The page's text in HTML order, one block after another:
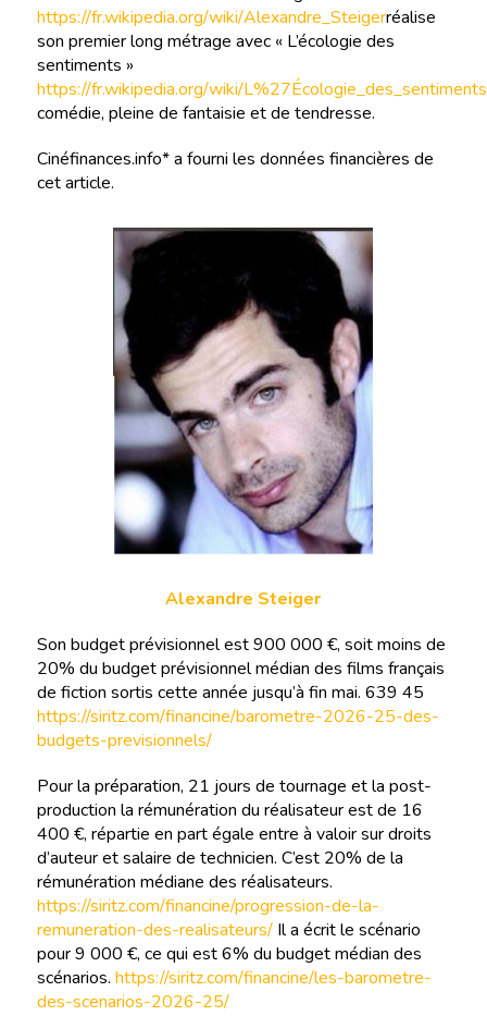
https://fr.wikipedia.org/wiki/Alexandre_Steigerréalise
son premier long métrage avec « L’écologie des
sentiments »
https://fr.wikipedia.org/wiki/L%27Écologie_des_sentiments
comédie, pleine de fantaisie et de tendresse.
Cinéfinances.info* a fourni les données financières de
cet article.
Alexandre Steiger
Son budget prévisionnel est 900 000 €, soit moins de
20% du budget prévisionnel médian des films français
de fiction sortis cette année jusqu’à fin mai. 639 45
https://siritz.com/financine/barometre-2026-25-des-
budgets-previsionnels/
Pour la préparation, 21 jours de tournage et la post-
production la rémunération du réalisateur est de 16
400 €, répartie en part égale entre à valoir sur droits
d’auteur et salaire de technicien. C’est 20% de la
rémunération médiane des réalisateurs.
https://siritz.com/financine/progression-de-la-
remuneration-des-realisateurs/Il a écrit le scénario
pour 9 000 €, ce qui est 6% du budget médian des
scénarios. https://siritz.com/financine/les-barometre-
des-scenarios-2026-25/